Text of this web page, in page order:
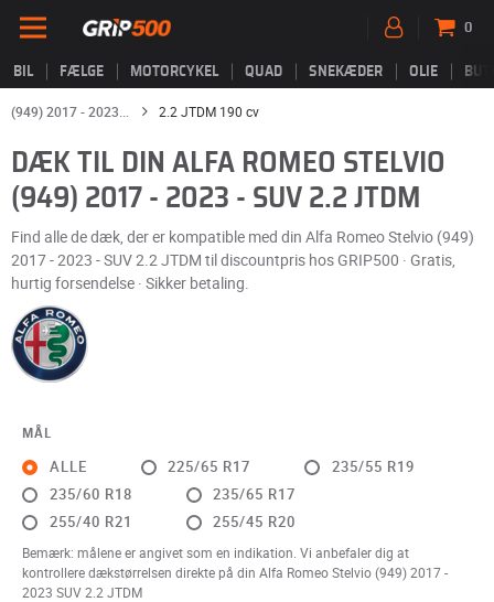
BIL FÆLGE MOTORCYKEL QUAD SNEKÆDER OLIE
0
(949) 2017 - 2023... 2.2 JTDM 190 cv
DÆK TIL DIN ALFA ROMEO STELVIO
(949) 2017 - 2023 - SUV 2.2 JTDM
Find alle de dæk, der er kompatible med din Alfa Romeo Stelvio (949)
2017 - 2023 - SUV 2.2 JTDM til discountpris hos GRIP500 · Gratis,
hurtig forsendelse · Sikker betaling.
MÅL
ALLE 225/65 R17
235/55 R19
235/60 R18
235/65 R17
255/40 R21
255/45 R20
Bemærk: målene er angivet som en indikation. Vi anbefaler dig at
kontrollere dækstørrelsen direkte på din Alfa Romeo Stelvio (949) 2017 -
2023 SUV 2.2 JTDM